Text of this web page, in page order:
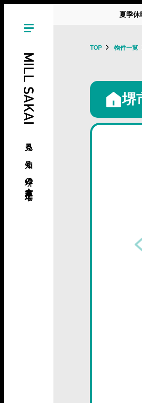
夏季休
MILL SAKAI
見る、知る、堺の倉庫･工場
TOP 物件一覧
堺